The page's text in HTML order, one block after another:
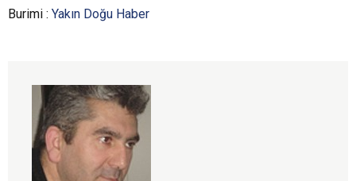
Burimi : Yakın Doğu Haber